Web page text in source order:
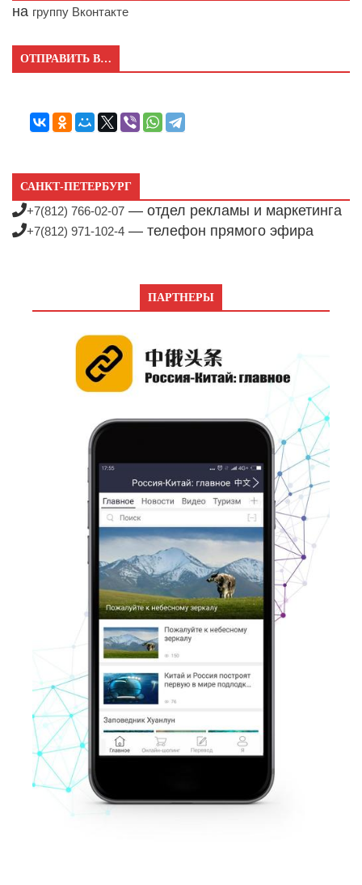
на группу Вконтакте
ОТПРАВИТЬ В…
САНКТ-ПЕТЕРБУРГ
+7(812) 766-02-07 — отдел рекламы и маркетинга
+7(812) 971-102-4 — телефон прямого эфира
ПАРТНЕРЫ